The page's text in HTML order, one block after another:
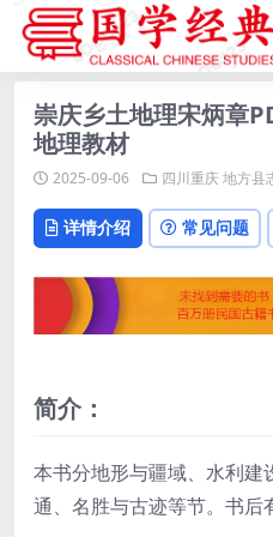
崇庆乡土地理宋炳章
地理教材
2025-09-06 四川重庆地方县
详情介绍 常见问题
简介：
本书分地形与疆域、水利建
通、名胜与古迹等节。书后